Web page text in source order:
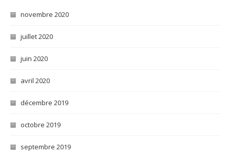
novembre 2020
juillet 2020
juin 2020
avril 2020
décembre 2019
octobre 2019
septembre 2019